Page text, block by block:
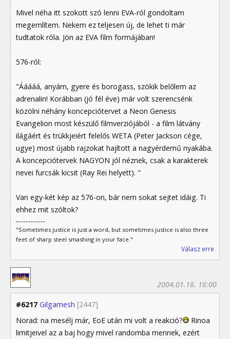
Mivel néha itt szokott szó lenni EVA-ról gondoltam
megemlítem. Nekem ez teljesen új, de lehet ti már
tudtatok róla. Jön az EVA film formájában!
576-ról:
"Ááááá, anyám, gyere és borogass, szökik belőlem az
adrenalin! Korábban (jó fél éve) már volt szerencsénk
közölni néhány koncepciótervet a Neon Genesis
Evangelion most készülő filmverziójából - a film látvány
ilágáért és trükkjeiért felelős WETA (Peter Jackson cége,
ugye) most újabb rajzokat hajított a nagyérdemű nyakába.
A koncepciótervek NAGYON jól néznek, csak a karakterek
nevei furcsák kicsit (Ray Rei helyett). "
Van egy-két kép az 576-on, bár nem sokat sejtet idáig. Ti
ehhez mit szóltok?
"Sometimes justice is just a word, but sometimes justice is also three
feet of sharp steel smashing in your face."
Válasz erre
#6217 Gilgamesh [2447]
2004.01.16. 16:00
Norad: na mesélj már, EoE után mi volt a reakció?
Rinoa
limitjeivel az a baj hogy mivel randomba mennek, ezért